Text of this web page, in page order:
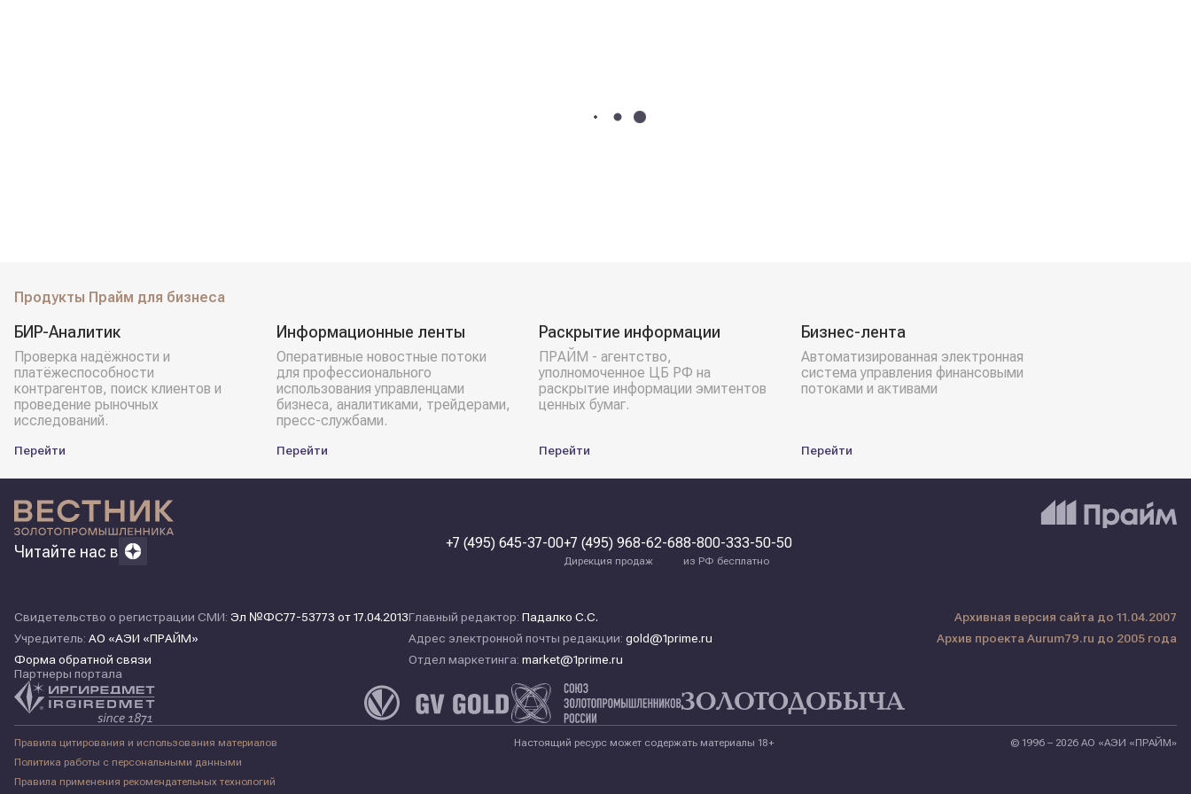
Продукты Прайм для бизнеса
БИР-Аналитик
Проверка надёжности и
платёжеспособности
контрагентов, поиск клиентов и
проведение рыночных
исследований.
Перейти
Информационные ленты
Оперативные новостные потоки
для профессионального
использования управленцами
бизнеса, аналитиками, трейдерами,
пресс-службами.
Перейти
Раскрытие информации
ПРАЙМ - агентство,
уполномоченное ЦБ РФ на
раскрытие информации эмитентов
ценных бумаг.
Перейти
Бизнес-лента
Автоматизированная электронная
система управления финансовыми
потоками и активами
Перейти
Читайте нас в +7 (495) 645-37-00+7 (495) 968-62-68
Дирекция продаж
8-800-333-50-50
из РФ бесплатно
Свидетельство о регистрации СМИ: Эл №ФС77-53773 от 17.04.2013
Учредитель: АО «АЭИ «ПРАЙМ»
Форма обратной связи
Главный редактор: Падалко С.С.
Адрес электронной почты редакции: gold@1prime.ru
Отдел маркетинга: market@1prime.ru
Архивная версия сайта до 11.04.2007
Архив проекта Aurum79.ru до 2005 года
Партнеры портала
Правила цитирования и использования материалов
Политика работы с персональными данными
Правила применения рекомендательных технологий
Настоящий ресурс может содержать материалы 18+ © 1996 – 2026 АО «АЭИ «ПРАЙМ»